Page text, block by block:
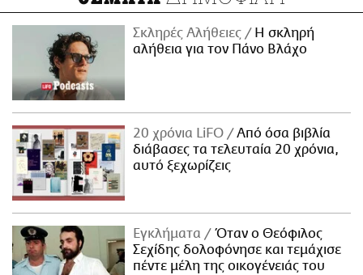
Σκληρές Αλήθειες
H σκληρή
αλήθεια για τον Πάνο Βλάχο
20 χρόνια LiFO
Από όσα βιβλία
διάβασες τα τελευταία 20 χρόνια,
αυτό ξεχωρίζεις
Εγκλήματα
Όταν ο Θεόφιλος
Σεχίδης δολοφόνησε και τεμάχισε
πέντε μέλη της οικογένειάς του